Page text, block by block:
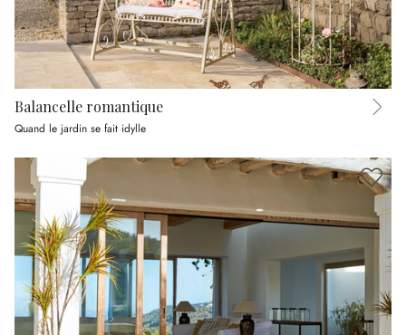
Balancelle romantique
Quand le jardin se fait idylle